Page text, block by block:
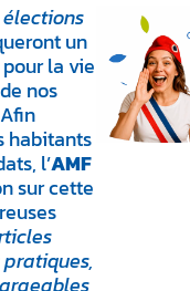
élections
un
la vie
nos
habitants
l’AMF
sur cette